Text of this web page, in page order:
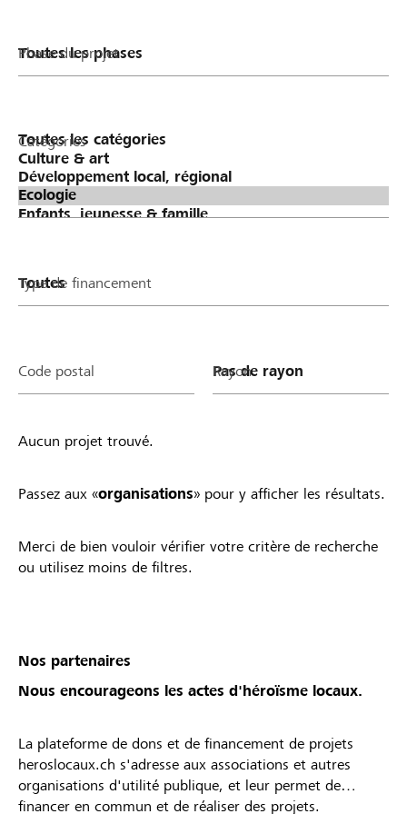
Phase du projet
Catégories
Type de financement
Code postal Rayon
Aucun projet trouvé.
Passez aux «organisations» pour y afficher les résultats.
Merci de bien vouloir vérifier votre critère de recherche
ou utilisez moins de filtres.
Nos partenaires
Nous encourageons les actes d'héroïsme locaux.
La plateforme de dons et de financement de projets
heroslocaux.ch s'adresse aux associations et autres
organisations d'utilité publique, et leur permet de
financer en commun et de réaliser des projets.